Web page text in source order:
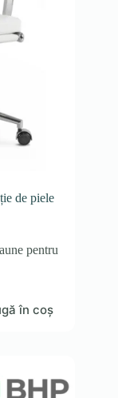
de piele
pentru
în coș